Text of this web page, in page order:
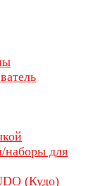
наборы для
(Кудо)